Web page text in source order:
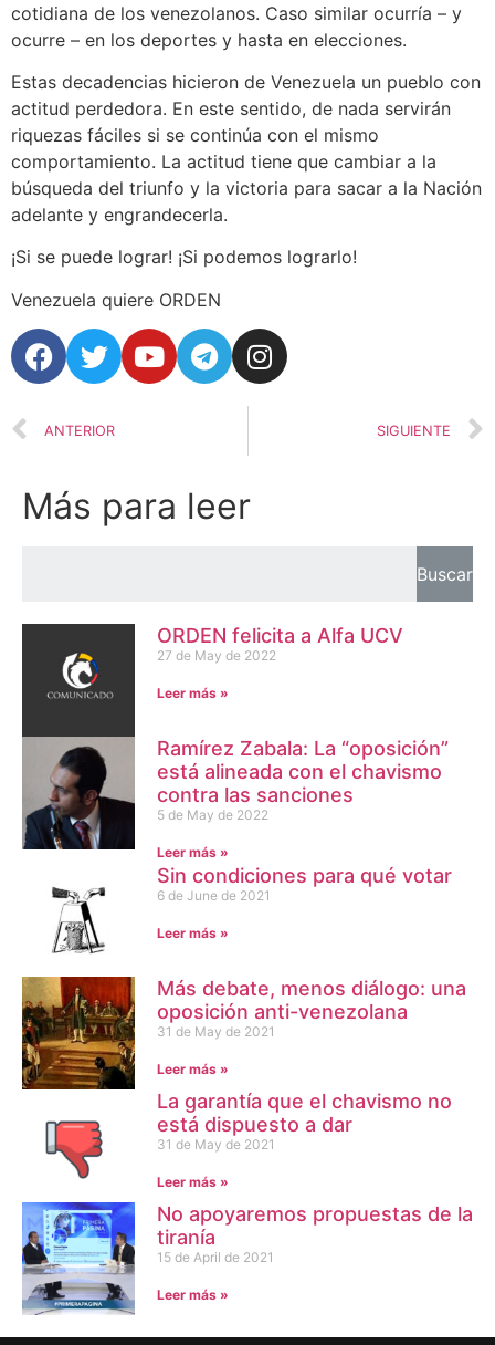
cotidiana de los venezolanos. Caso similar ocurría – y
ocurre – en los deportes y hasta en elecciones.
Estas decadencias hicieron de Venezuela un pueblo con
actitud perdedora. En este sentido, de nada servirán
riquezas fáciles si se continúa con el mismo
comportamiento. La actitud tiene que cambiar a la
búsqueda del triunfo y la victoria para sacar a la Nación
adelante y engrandecerla.
¡Si se puede lograr! ¡Si podemos lograrlo!
Venezuela quiere ORDEN
ANTERIOR SIGUIENTE
Más para leer
Buscar
ORDEN felicita a Alfa UCV
27 de May de 2022
Leer más »
Ramírez Zabala: La “oposición”
está alineada con el chavismo
contra las sanciones
5 de May de 2022
Leer más »
Sin condiciones para qué votar
6 de June de 2021
Leer más »
Más debate, menos diálogo: una
oposición anti-venezolana
31 de May de 2021
Leer más »
La garantía que el chavismo no
está dispuesto a dar
31 de May de 2021
Leer más »
No apoyaremos propuestas de la
tiranía
15 de April de 2021
Leer más »